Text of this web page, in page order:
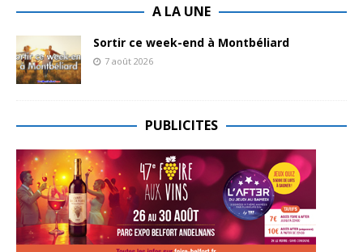
A LA UNE
Sortir ce week-end à Montbéliard
7 août 2026
PUBLICITES